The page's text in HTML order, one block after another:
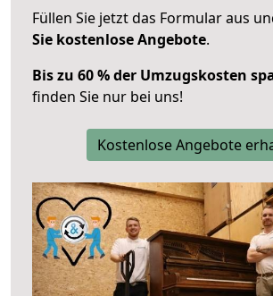
Füllen Sie jetzt das Formular aus
Sie kostenlose Angebote.
Bis zu 60 % der Umzugskosten
finden Sie nur bei uns!
Kostenlose Angebote